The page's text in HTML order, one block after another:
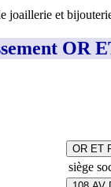
joaillerie et
OR
OR ET
siège